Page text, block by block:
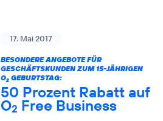
17. Mai 2017
BESONDERE ANGEBOTE FÜR
GESCHÄFTSKUNDEN ZUM 15-JÄHRIGEN
O2GEBURTSTAG:
50 Prozent Rabatt auf
O2 Free Business